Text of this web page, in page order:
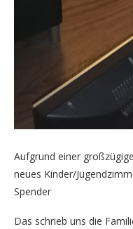
Aufgrund einer
neues Kinder/
Spender
Das schrieb uns die